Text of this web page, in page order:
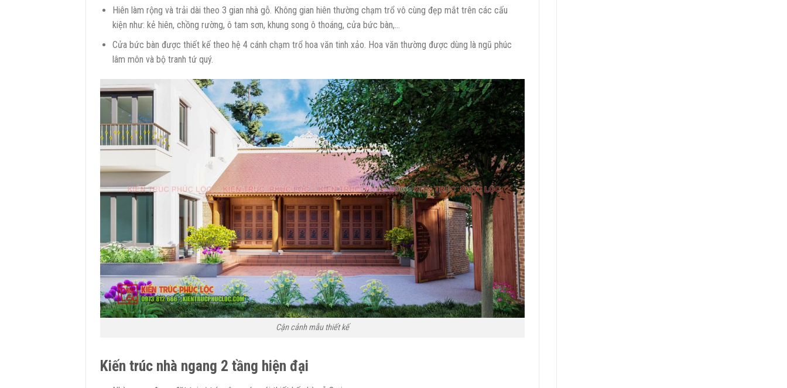
Hiên làm rộng và trải dài theo 3 gian nhà gỗ. Không gian hiên thường chạm trổ vô cùng đẹp mắt trên các cấu
kiện như: kẻ hiên, chồng rường, ô tam sơn, khung song ô thoáng, cửa bức bàn,…
Cửa bức bàn được thiết kế theo hệ 4 cánh chạm trổ hoa văn tinh xảo. Hoa văn thường được dùng là ngũ phúc
lâm môn và bộ tranh tứ quý.
Cận cảnh mẫu thiết kế
Kiến trúc nhà ngang 2 tầng hiện đại